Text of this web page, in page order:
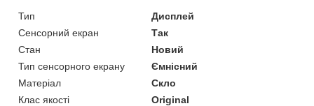
Тип
Дисплей
Сенсорний екран
Так
Стан
Новий
Тип сенсорного екрану
Ємнісний
Матеріал
Скло
Клас якості
Original